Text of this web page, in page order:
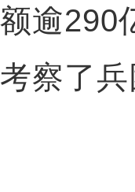
逾290
察了